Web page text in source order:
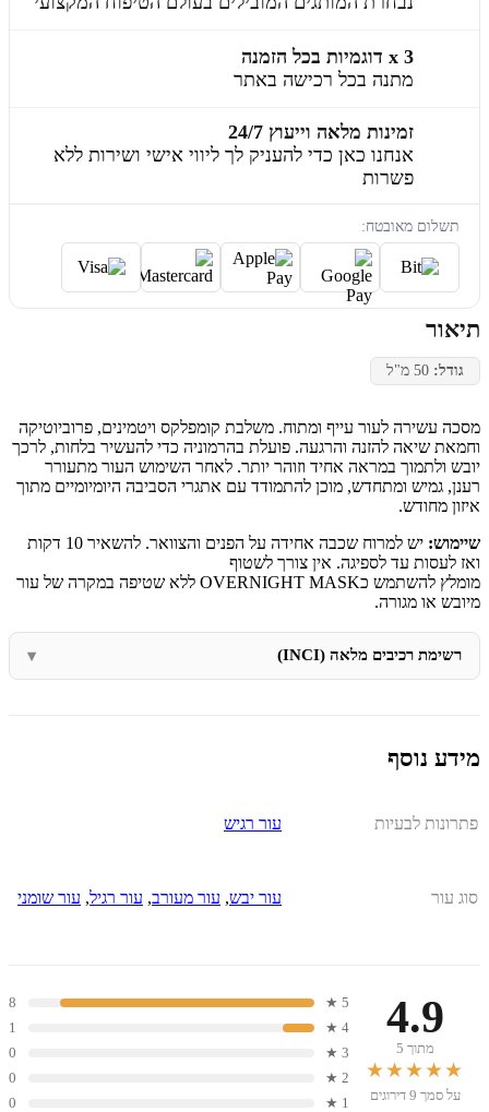
3 x דוגמיות בכל הזמנה
מתנה בכל רכישה באתר
זמינות מלאה וייעוץ 24/7
אנחנו כאן כדי להעניק לך ליווי אישי ושירות ללא
פשרות
תשלום מאובטח:
תיאור
גודל:
מסכה עשירה לעור עייף ומתוח. משלבת קומפלקס ויטמינים, פרוביוטיקה
וחמאת שיאה להזנה והרגעה. פועלת בהרמוניה כדי להעשיר בלחות, לרכך
יובש ולתמוך במראה אחיד וזוהר יותר. לאחר השימוש העור מתעורר
רענן, גמיש ומתחדש, מוכן להתמודד עם אתגרי הסביבה היומיומיים מתוך
איזון מחודש.
שיימוש:
יש למרוח שכבה אחידה על הפנים והצוואר. להשאיר 10 דקות
ואז לעסות עד לספיגה. אין צורך לשטוף
מומלץ להשתמש כOVERNIGHT MASK ללא שטיפה במקרה של עור
מיובש או מגורה.
רשימת רכיבים מלאה (INCI)
מידע נוסף
פתרונות לבעיות עור רגיש
סוג עור עור יבש, עור מעורב, עור רגיל, עור שומני
4.9
מתוך 5
★★★★★
על סמך 9 דירוגים
5 ★
8
4 ★
1
3 ★
0
2 ★
0
1 ★
0